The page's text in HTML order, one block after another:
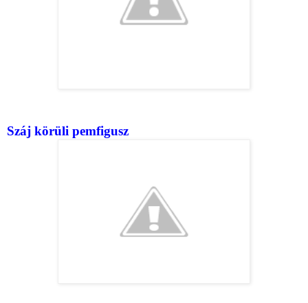
Száj körüli pemfigusz